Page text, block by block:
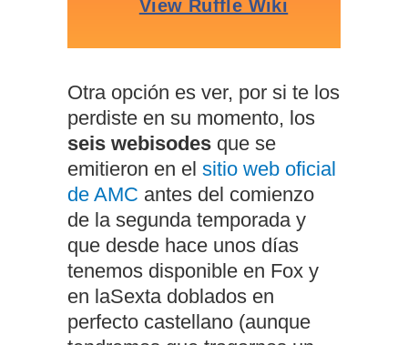
Otra opción es ver, por si te los
perdiste en su momento, los
seis webisodes que se
emitieron en el sitio web oficial
de AMC antes del comienzo
de la segunda temporada y
que desde hace unos días
tenemos disponible en Fox y
en laSexta doblados en
perfecto castellano (aunque